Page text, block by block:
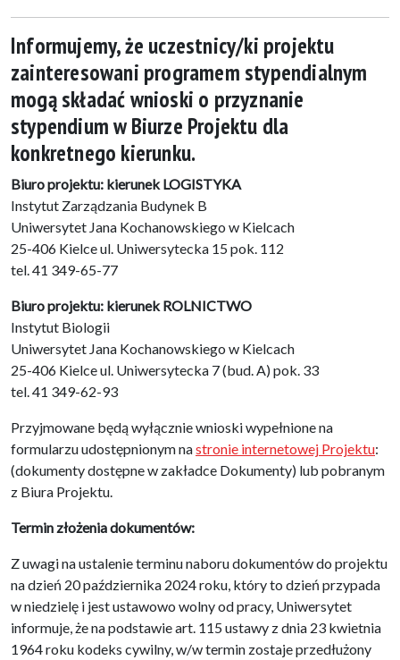
Informujemy, że uczestnicy/ki projektu
zainteresowani programem stypendialnym
mogą składać wnioski o przyznanie
stypendium w Biurze Projektu dla
konkretnego kierunku.
Biuro projektu: kierunek LOGISTYKA
Instytut Zarządzania Budynek B
Uniwersytet Jana Kochanowskiego w Kielcach
25-406 Kielce ul. Uniwersytecka 15 pok. 112
tel. 41 349-65-77
Biuro projektu: kierunek ROLNICTWO
Instytut Biologii
Uniwersytet Jana Kochanowskiego w Kielcach
25-406 Kielce ul. Uniwersytecka 7 (bud. A) pok. 33
tel. 41 349-62-93
Przyjmowane będą wyłącznie wnioski wypełnione na
formularzu udostępnionym nastronie internetowej Projektu:
(dokumenty dostępne w zakładce Dokumenty) lub pobranym
z Biura Projektu.
Termin złożenia dokumentów:
Z uwagi na ustalenie terminu naboru dokumentów do projektu
na dzień 20 października 2024 roku, który to dzień przypada
w niedzielę i jest ustawowo wolny od pracy, Uniwersytet
informuje, że na podstawie art. 115 ustawy z dnia 23 kwietnia
1964 roku kodeks cywilny, w/w termin zostaje przedłużony